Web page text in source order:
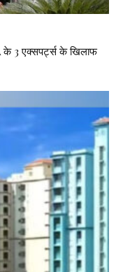
3 एक्सपर्ट्स के खिलाफ